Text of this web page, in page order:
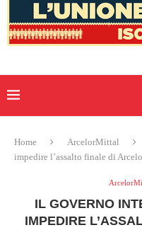
Home ArcelorMittal
impedire l’assalto finale di
IL GOVERNO
IMPEDIRE